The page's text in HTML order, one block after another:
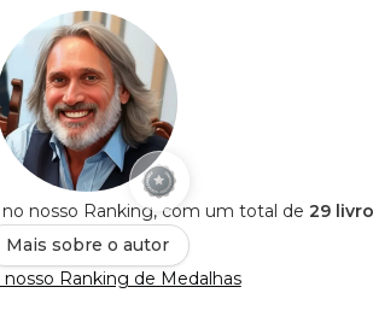
nosso Ranking, com um total de 29
Mais sobre o autor
nosso Ranking de Medalhas